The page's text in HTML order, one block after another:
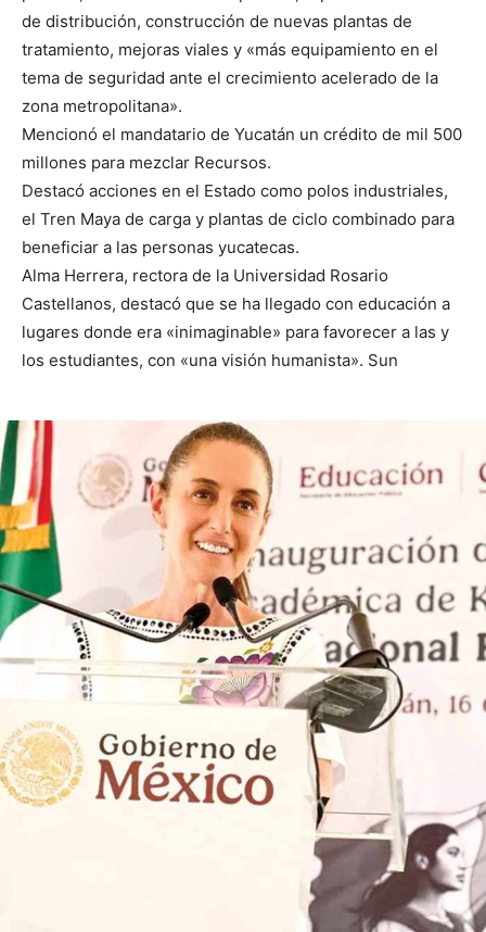
de distribución, construcción de nuevas plantas de
tratamiento, mejoras viales y «más equipamiento en el
tema de seguridad ante el crecimiento acelerado de la
zona metropolitana».
Mencionó el mandatario de Yucatán un crédito de mil 500
millones para mezclar Recursos.
Destacó acciones en el Estado como polos industriales,
el Tren Maya de carga y plantas de ciclo combinado para
beneficiar a las personas yucatecas.
Alma Herrera, rectora de la Universidad Rosario
Castellanos, destacó que se ha llegado con educación a
lugares donde era «inimaginable» para favorecer a las y
los estudiantes, con «una visión humanista». Sun